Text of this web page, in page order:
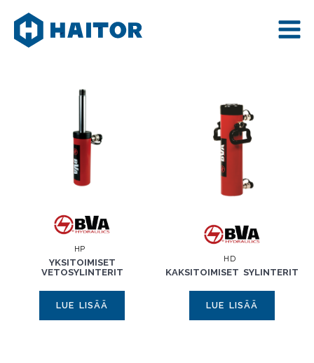
content
HP
YKSITOIMISET
VETOSYLINTERIT
LUE LISÄÄ
HD
KAKSITOIMISET SYLINTERIT
LUE LISÄÄ